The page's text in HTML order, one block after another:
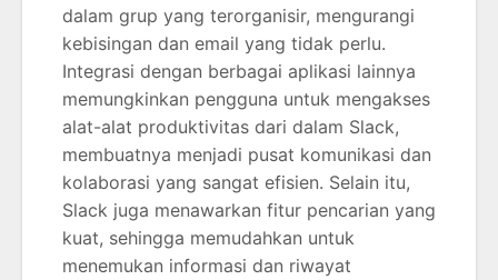
dalam grup yang terorganisir, mengurangi
kebisingan dan email yang tidak perlu.
Integrasi dengan berbagai aplikasi lainnya
memungkinkan pengguna untuk mengakses
alat-alat produktivitas dari dalam Slack,
membuatnya menjadi pusat komunikasi dan
kolaborasi yang sangat efisien. Selain itu,
Slack juga menawarkan fitur pencarian yang
kuat, sehingga memudahkan untuk
menemukan informasi dan riwayat